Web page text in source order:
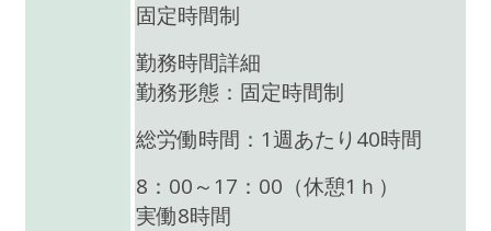
固定時間制
勤務時間詳細
勤務形態：固定時間制
総労働時間：1週あたり40時間
8：00～17：00（休憩1ｈ）
実働8時間